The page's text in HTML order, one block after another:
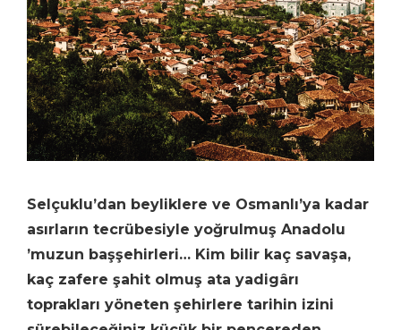
Selçuklu’dan beyliklere ve Osmanlı’ya kadar
asırların tecrübesiyle yoğrulmuş Anadolu
’muzun başşehirleri… Kim bilir kaç savaşa,
kaç zafere şahit olmuş ata yadigârı
toprakları yöneten şehirlere tarihin izini